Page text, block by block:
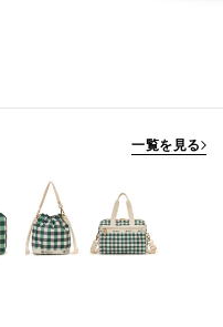
一覧を見る